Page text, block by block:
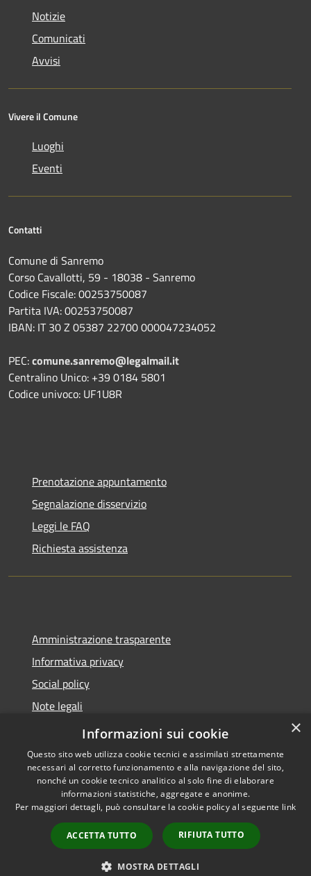
Notizie
Comunicati
Avvisi
Vivere il Comune
Luoghi
Eventi
Contatti
Comune di Sanremo
Corso Cavallotti, 59 - 18038 - Sanremo
Codice Fiscale: 00253750087
Partita IVA: 00253750087
IBAN: IT 30 Z 05387 22700 000047234052
PEC:comune.sanremo@legalmail.it
Centralino Unico: +39 0184 5801
Codice univoco: UF1U8R
Prenotazione appuntamento
Segnalazione disservizio
Leggi le FAQ
Richiesta assistenza
Amministrazione trasparente
Informativa privacy
Social policy
Note legali
Dichiarazione di accessibilità
Accessibilità
Copyright © 2026 • Comune di
Sanremo • Powered by
Municipium•
Accesso
redazione
×
Informazioni sui cookie
Questo sito web utilizza cookie tecnici e assimilati strettamente
necessari al corretto funzionamento e alla navigazione del sito,
nonché un cookie tecnico analitico al solo fine di elaborare
informazioni statistiche, aggregate e anonime.
Per maggiori dettagli, può consultare la cookie policy al seguente link
ACCETTA TUTTO RIFIUTA TUTTO
MOSTRA DETTAGLI